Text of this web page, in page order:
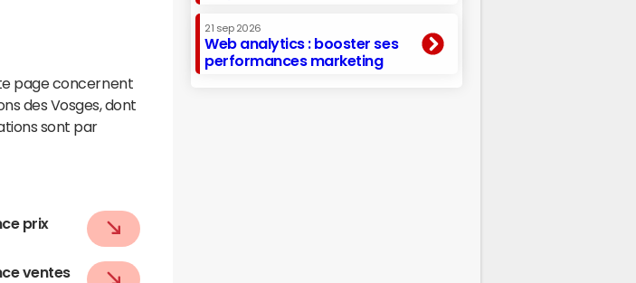
page concernent
des Vosges, dont
sont par
prix
ventes
21 sep 2026
Web analytics : booster ses
performances marketing